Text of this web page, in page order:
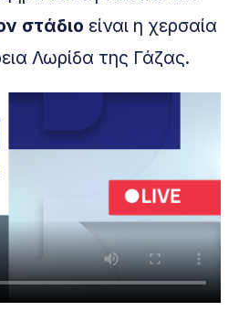
στάδιο είναι η χερσαία
Λωρίδα της Γάζας.